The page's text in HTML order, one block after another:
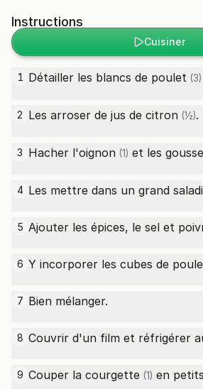
Instructions
Cuisiner
1 Détailler les blancs de poulet (3)
2 Les arroser de jus de citron (½).
3 Hacher l'oignon (1) et les
4 Les mettre dans un grand
5 Ajouter les épices, le sel et
6 Y incorporer les cubes de
7 Bien mélanger.
8 Couvrir d'un film et réfrigérer
9 Couper la courgette (1) en